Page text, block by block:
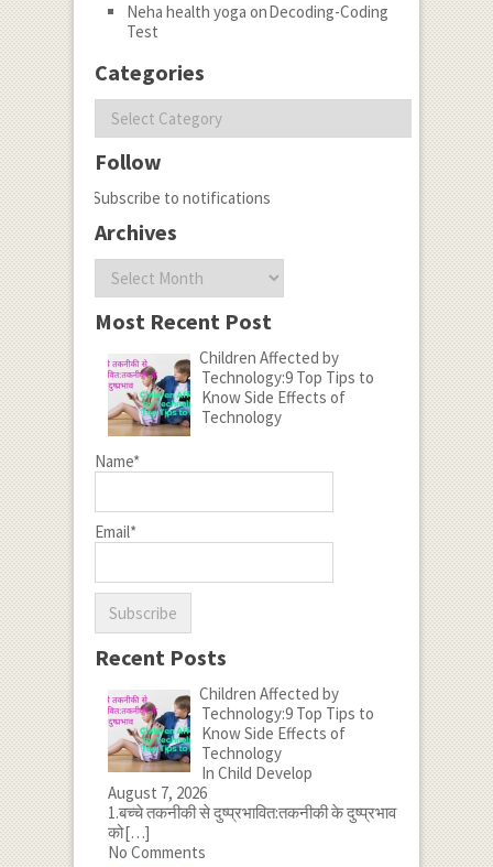
Neha health yoga onDecoding-Coding
Test
Categories
Categories
Follow
Subscribe to notifications
Archives
Archives
Most Recent Post
Children Affected by
Technology:9 Top Tips to
Know Side Effects of
Technology
Name*
Email*
Recent Posts
Children Affected by
Technology:9 Top Tips to
Know Side Effects of
Technology
In Child Develop
August 7, 2026
1.बच्चे तकनीकी से दुष्प्रभावित:तकनीकी के दुष्प्रभाव
को[…]
No Comments